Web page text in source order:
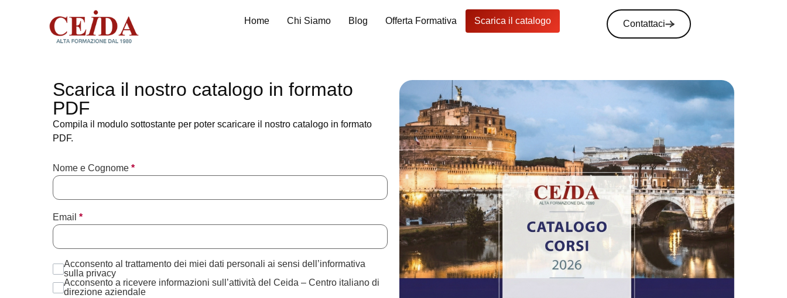
Home Chi Siamo Blog Offerta Formativa Scarica il catalogo Contattaci
Scarica il nostro catalogo in formato
PDF
Compila il modulo sottostante per poter scaricare il nostro catalogo in formato
PDF.
Nome e Cognome *
Email *
Acconsento al trattamento dei miei dati personali ai sensi dell’informativa
sulla privacy
Acconsento a ricevere informazioni sull’attività del Ceida – Centro italiano di
direzione aziendale